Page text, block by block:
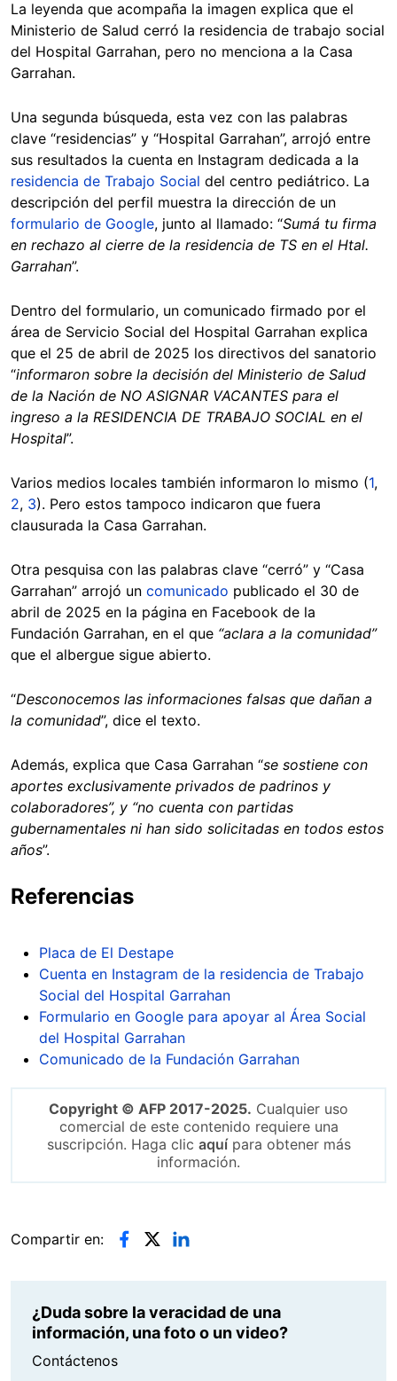
La leyenda que acompaña la imagen explica que el
Ministerio de Salud cerró la residencia de trabajo social
del Hospital Garrahan, pero no menciona a la Casa
Garrahan.
Una segunda búsqueda, esta vez con las palabras
clave “residencias” y “Hospital Garrahan”, arrojó entre
sus resultados la cuenta en Instagram dedicada a la
residencia de Trabajo Social del centro pediátrico. La
descripción del perfil muestra la dirección de un
formulario de Google, junto al llamado: “Sumá tu firma
en rechazo al cierre de la residencia de TS en el Htal.
Garrahan”.
Dentro del formulario, un comunicado firmado por el
área de Servicio Social del Hospital Garrahan explica
que el 25 de abril de 2025 los directivos del sanatorio
“informaron sobre la decisión del Ministerio de Salud
de la Nación de NO ASIGNAR VACANTES para el
ingreso a la RESIDENCIA DE TRABAJO SOCIAL en el
Hospital”.
Varios medios locales también informaron lo mismo (1,
2, 3). Pero estos tampoco indicaron que fuera
clausurada la Casa Garrahan.
Otra pesquisa con las palabras clave “cerró” y “Casa
Garrahan” arrojó un comunicado publicado el 30 de
abril de 2025 en la página en Facebook de la
Fundación Garrahan, en el que “aclara a la comunidad”
que el albergue sigue abierto.
“Desconocemos las informaciones falsas que dañan a
la comunidad”, dice el texto.
Además, explica que Casa Garrahan “se sostiene con
aportes exclusivamente privados de padrinos y
colaboradores”, y “no cuenta con partidas
gubernamentales ni han sido solicitadas en todos estos
años”.
Referencias
Placa de El Destape
Cuenta en Instagram de la residencia de Trabajo
Social del Hospital Garrahan
Formulario en Google para apoyar al Área Social
del Hospital Garrahan
Comunicado de la Fundación Garrahan
Copyright © AFP 2017-2025. Cualquier uso
comercial de este contenido requiere una
suscripción. Haga clic aquípara obtener más
información.
Compartir en:
¿Duda sobre la veracidad de una
información, una foto o un video?
Contáctenos